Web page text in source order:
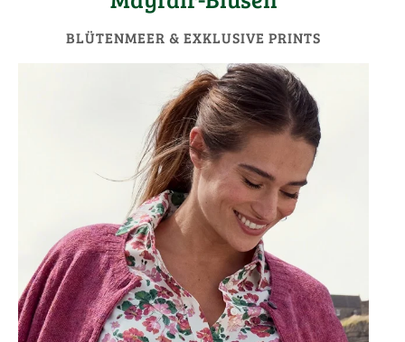
BLÜTENMEER & EXKLUSIVE PRINTS